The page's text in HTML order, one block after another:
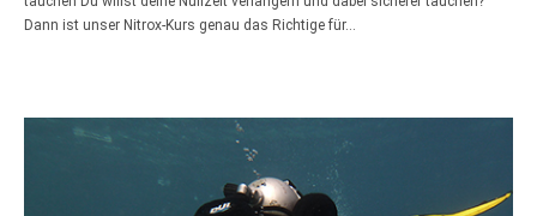
Dann ist unser Nitrox-Kurs genau das Richtige für…